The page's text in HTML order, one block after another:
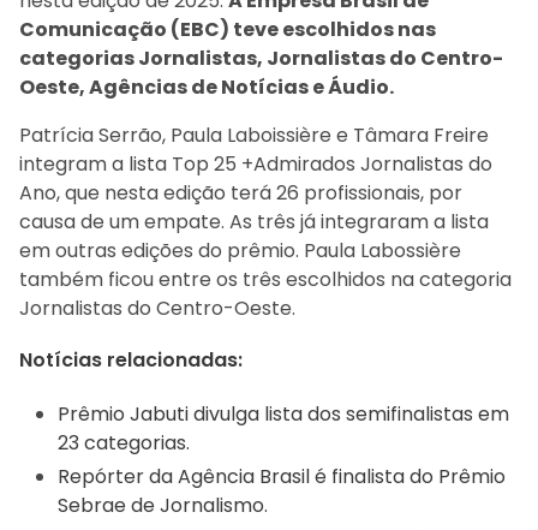
Comunicação (EBC) teve escolhidos nas
categorias Jornalistas, Jornalistas do Centro-
Oeste, Agências de Notícias e Áudio.
Patrícia Serrão, Paula Laboissière e Tâmara Freire
integram a lista Top 25 +Admirados Jornalistas do
Ano, que nesta edição terá 26 profissionais, por
causa de um empate. As três já integraram a lista
em outras edições do prêmio. Paula Labossière
também ficou entre os três escolhidos na categoria
Jornalistas do Centro-Oeste.
Notícias relacionadas:
Prêmio Jabuti divulga lista dos semifinalistas em
23 categorias.
Repórter da Agência Brasil é finalista do Prêmio
Sebrae de Jornalismo.